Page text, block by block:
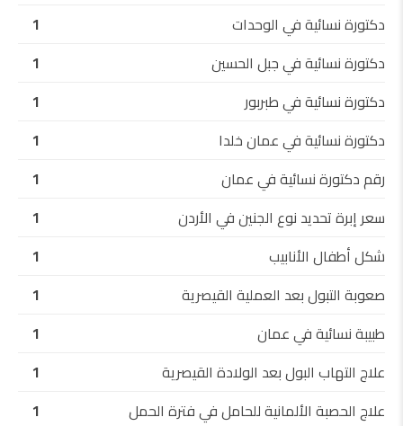
دكتورة نسائية في الوحدات
1
دكتورة نسائية في جبل الحسين
1
دكتورة نسائية في طبربور
1
دكتورة نسائية في عمان خلدا
1
رقم دكتورة نسائية في عمان
1
سعر إبرة تحديد نوع الجنين في الأردن
1
شكل أطفال الأنابيب
1
صعوبة التبول بعد العملية القيصرية
1
طبيبة نسائية في عمان
1
علاج التهاب البول بعد الولادة القيصرية
1
علاج الحصبة الألمانية للحامل في فترة الحمل
1